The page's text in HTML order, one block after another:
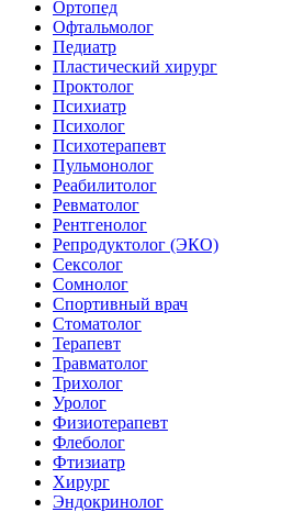
Ортопед
Офтальмолог
Педиатр
Пластический хирург
Проктолог
Психиатр
Психолог
Психотерапевт
Пульмонолог
Реабилитолог
Ревматолог
Рентгенолог
Репродуктолог (ЭКО)
Сексолог
Сомнолог
Спортивный врач
Стоматолог
Терапевт
Травматолог
Трихолог
Уролог
Физиотерапевт
Флеболог
Фтизиатр
Хирург
Эндокринолог